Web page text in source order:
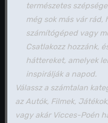
természetes
még sok más vár rád,
számítógéped vagy
Csatlakozz hozzánk,
háttereket, amelyek
inspirálják a napod.
Válassz a számtalan
az Autók, Filmek,
vagy akár Vicces-Poén